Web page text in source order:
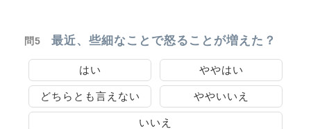
問5 最近、些細なことで怒ることが増えた？
はい ややはい
どちらとも言えない ややいいえ
いいえ